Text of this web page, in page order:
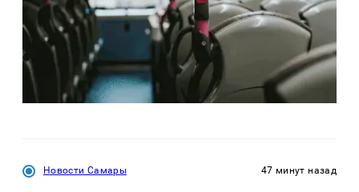
Новости Самары 47 минут назад